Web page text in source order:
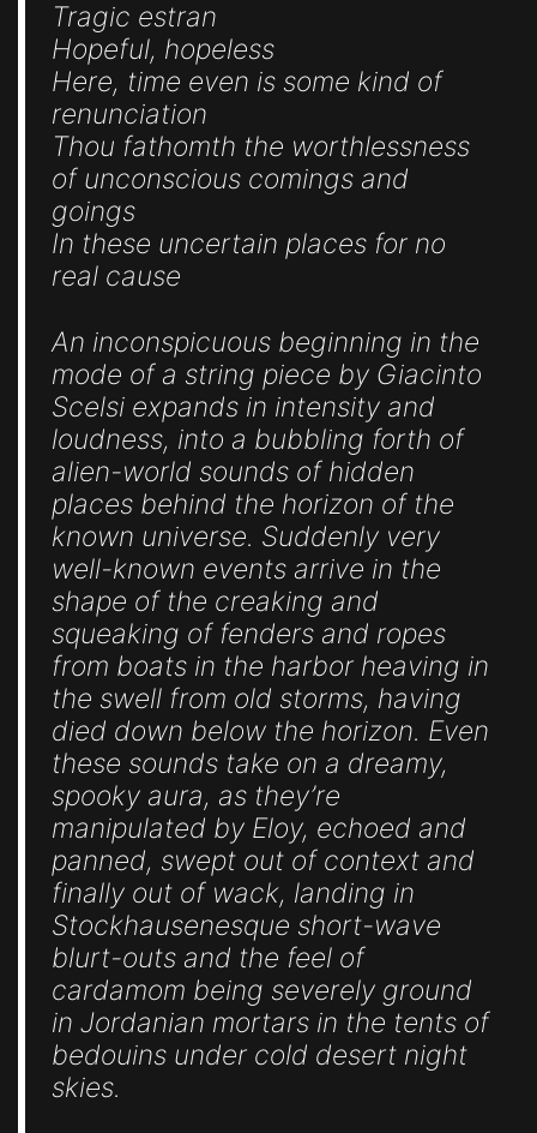
Tragic estran
Hopeful, hopeless
Here, time even is some kind of
renunciation
Thou fathomth the worthlessness
of unconscious comings and
goings
In these uncertain places for no
real cause
An inconspicuous beginning in the
mode of a string piece by Giacinto
Scelsi expands in intensity and
loudness, into a bubbling forth of
alien-world sounds of hidden
places behind the horizon of the
known universe. Suddenly very
well-known events arrive in the
shape of the creaking and
squeaking of fenders and ropes
from boats in the harbor heaving in
the swell from old storms, having
died down below the horizon. Even
these sounds take on a dreamy,
spooky aura, as they’re
manipulated by Eloy, echoed and
panned, swept out of context and
finally out of wack, landing in
Stockhausenesque short-wave
blurt-outs and the feel of
cardamom being severely ground
in Jordanian mortars in the tents of
bedouins under cold desert night
skies.